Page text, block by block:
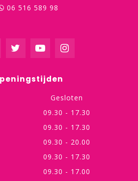
06 516 589 98
Gesloten
09.30 - 17.30
09.30 - 17.30
09.30 - 20.00
09.30 - 17.30
09.30 - 17.00